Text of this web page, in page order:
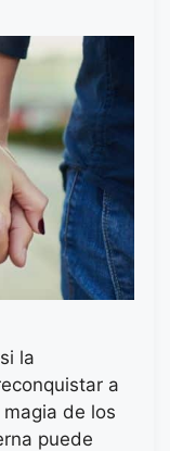
la
a
de los
puede